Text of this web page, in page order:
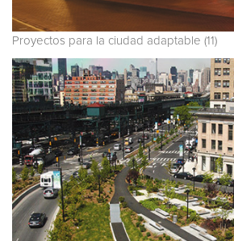
Proyectos para la ciudad adaptable (11)